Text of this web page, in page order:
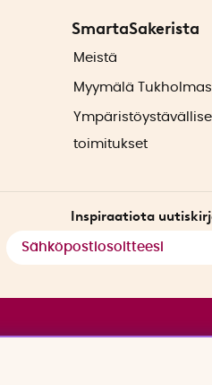
SmartaSakerista
Meistä
Myymälä
toimitukset
Inspiraatiota